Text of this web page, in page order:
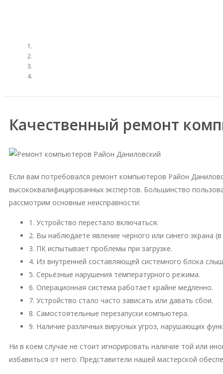
Качественный ремонт
Если вам потребовался ремонт компьютеров Район
высококвалифицированных экспертов. Большинство
рассмотрим основные неисправности:
1. Устройство перестало включаться.
2. Вы наблюдаете явление черного или синего экрана
3. ПК испытывает проблемы при загрузке.
4. Из внутренней составляющей системного блока
5. Серьёзные нарушения температурного режима.
6. Операционная система работает крайне медленно.
7. Устройство стало часто зависать или давать сбои.
8. Самостоятельные перезапуски компьютера.
9. Наличие различных вирусных угроз, нарушающих
Ни в коем случае не стоит игнорировать наличие той или
избавиться от него. Представители нашей мастерской